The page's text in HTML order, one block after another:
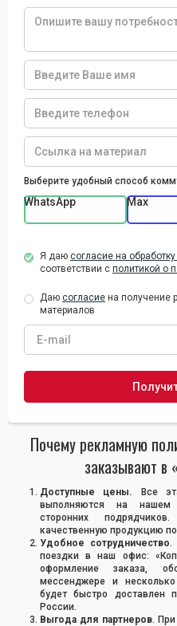
Выберите удобный способ
WhatsApp Max
Я даю согласие на
соответствии с политикой о
Даю согласие на получение
материалов
Почему рекламную
заказывают в
Доступные цены. Все
выполняются на нашем
сторонних
качественную продукцию
Удобное сотрудничество.
поездки в наш офис:
оформление заказа,
мессенджере и
будет быстро доставлен
России.
Выгода для партнеров. При